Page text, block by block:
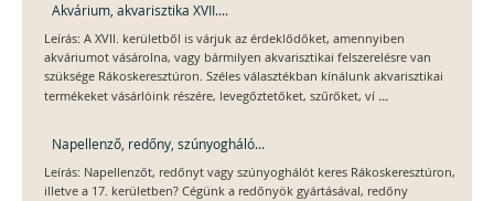
Akvárium, akvarisztika XVII....
Leírás: A XVII. kerületből is várjuk az érdeklődőket, amennyiben
akváriumot vásárolna, vagy bármilyen akvarisztikai felszerelésre van
szüksége Rákoskeresztúron. Széles választékban kínálunk akvarisztikai
termékeket vásárlóink részére, levegőztetőket, szűrőket, ví ...
Napellenző, redőny, szúnyogháló...
Leírás: Napellenzőt, redőnyt vagy szúnyoghálót keres Rákoskeresztúron,
illetve a 17. kerületben? Cégünk a redőnyök gyártásával, redőny